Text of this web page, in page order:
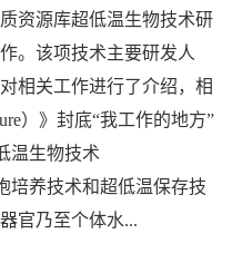
资源库超低温生物技术研
。该项技术主要研发人
相关工作进行了介绍，相
）》封底“我工作的地方”
温生物技术
培养技术和超低温保存技
官乃至个体水...